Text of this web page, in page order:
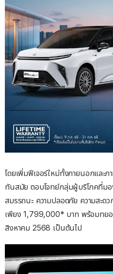
โดยเพิ่มฟีเจอร์ใหม่ทั้งภายนอกและภ
ทันสมัย ตอบโจทย์กลุ่มผู้บริโภคที่ม
สมรรถนะ ความปลอดภัย ความสะดว
เพียง 1,799,000* บาท พร้อมทยอ
สิงหาคม 2568 เป็นต้นไป